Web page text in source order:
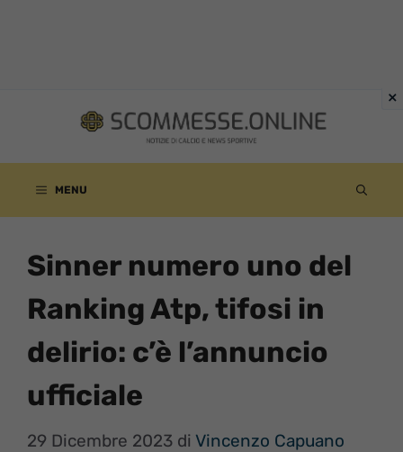
contenuto
MENU
Sinner numero uno del
Ranking Atp, tifosi in
delirio: c’è l’annuncio
ufficiale
29 Dicembre 2023 di Vincenzo Capuano